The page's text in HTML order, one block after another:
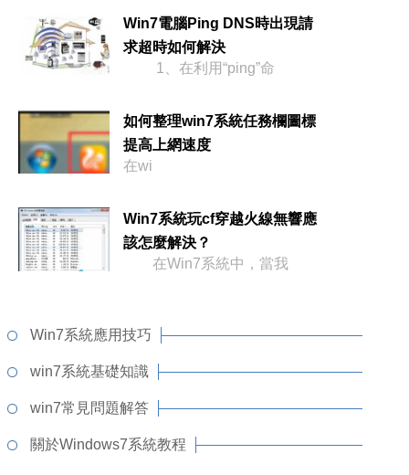
Win7電腦Ping DNS時出現請
求超時如何解決
1、在利用“ping”命
如何整理win7系統任務欄圖標
提高上網速度
在wi
Win7系統玩cf穿越火線無響應
該怎麼解決？
在Win7系統中，當我
Win7系統應用技巧
win7系統基礎知識
win7常見問題解答
關於Windows7系統教程